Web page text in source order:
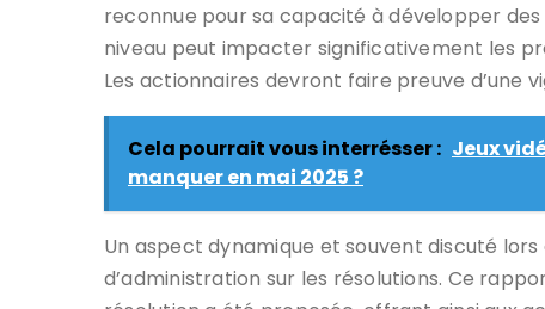
reconnue pour sa capacité à développer
niveau peut impacter significativement les
Les actionnaires devront faire preuve d’une
Cela pourrait vous interrésser : Jeux
manquer en mai 2025 ?
Un aspect dynamique et souvent discuté
d’administration sur les résolutions. Ce